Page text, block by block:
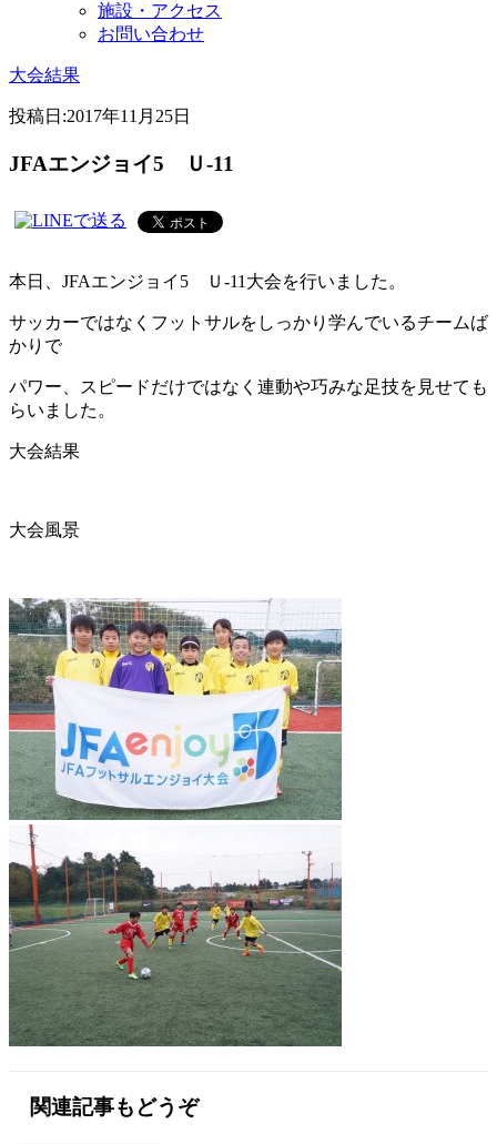
施設・アクセス
お問い合わせ
大会結果
投稿日:2017年11月25日
JFAエンジョイ5 Ｕ-11
本日、JFAエンジョイ5 Ｕ-11大会を行いました。
サッカーではなくフットサルをしっかり学んでいるチームば
かりで
パワー、スピードだけではなく連動や巧みな足技を見せても
らいました。
大会結果
大会風景
関連記事もどうぞ